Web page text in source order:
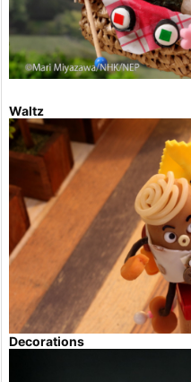
Waltz
Decorations